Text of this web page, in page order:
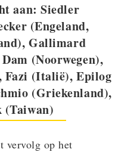
aan: Siedler
(Engeland,
Gallimard
(Noorwegen),
Fazi (Italië), Epilog
(Griekenland),
(Taiwan)
vervolg op het